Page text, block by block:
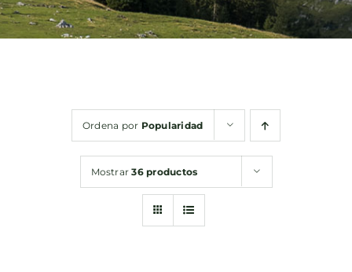
Bebidas
Ordena por Popularidad
Mostrar36 productos